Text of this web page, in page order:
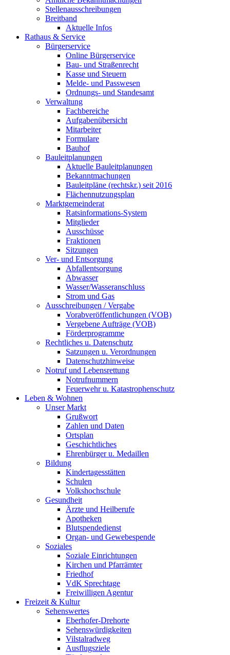
Stellenausschreibungen
Breitband
Aktuelle Infos
Rathaus & Service
Bürgerservice
Online Bürgerservice
Bau- und Straßenrecht
Kasse und Steuern
Melde- und Passwesen
Ordnungs- und Standesamt
Verwaltung
Fachbereiche
Aufgabenübersicht
Mitarbeiter
Formulare
Bauhof
Bauleitplanungen
Aktuelle Bauleitplanungen
Bekanntmachungen
Bauleitpläne (rechtskr.) seit 2016
Flächennutzungsplan
Marktgemeinderat
Ratsinformations-System
Mitglieder
Ausschüsse
Fraktionen
Sitzungen
Ver- und Entsorgung
Abfallentsorgung
Abwasser
Wasser/Wasseranschluss
Strom und Gas
Ausschreibungen / Vergabe
Vorabveröffentlichungen (VOB)
Vergebene Aufträge (VOB)
Förderprogramme
Rechtliches u. Datenschutz
Satzungen u. Verordnungen
Datenschutzhinweise
Notruf und Lebensrettung
Notrufnummern
Feuerwehr u. Katastrophenschutz
Leben & Wohnen
Unser Markt
Grußwort
Zahlen und Daten
Ortsplan
Geschichtliches
Ehrenbürger u. Medaillen
Bildung
Kindertagesstätten
Schulen
Volkshochschule
Gesundheit
Ärzte und Heilberufe
Apotheken
Blutspendedienst
Organ- und Gewebespende
Soziales
Soziale Einrichtungen
Kirchen und Pfarrämter
Friedhof
VdK Sprechtage
Freiwilligen Agentur
Freizeit & Kultur
Sehenswertes
Eberhofer-Drehorte
Sehenswürdigkeiten
Vilstalradweg
Ausflugsziele